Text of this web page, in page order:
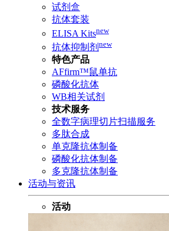
试剂盒
抗体套装
ELISA Kitsnew
抗体抑制剂 new
特色产品
AFfirm™鼠单抗
磷酸化抗体
WB相关试剂
技术服务
全数字病理切片扫描服务
多肽合成
单克隆抗体制备
磷酸化抗体制备
多克隆抗体制备
活动与资讯
活动